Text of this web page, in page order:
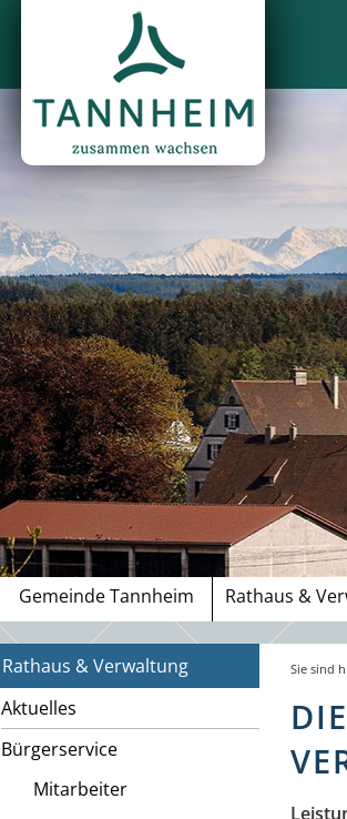
Gemeinde Tannheim Rathaus &
Rathaus & Verwaltung
Aktuelles
Bürgerservice
Mitarbeiter
Sie sind